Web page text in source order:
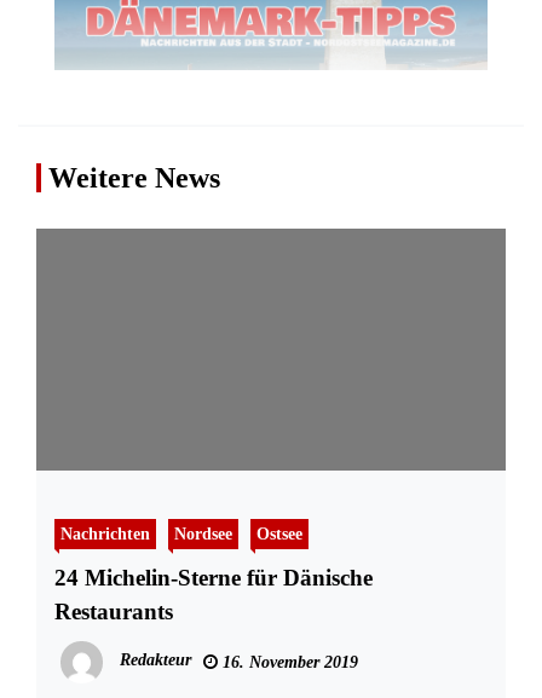
Weitere News
Nachrichten Nordsee Ostsee
24 Michelin-Sterne für Dänische
Restaurants
Redakteur 16. November 2019